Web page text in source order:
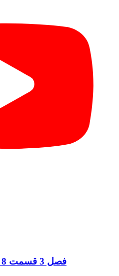
فصل 3 قسمت 8 سریال مرد عنکبوتی نهایی